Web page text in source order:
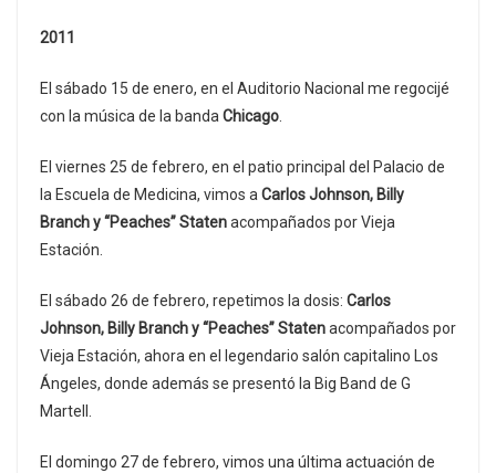
2011
El sábado 15 de enero, en el Auditorio Nacional me regocijé
con la música de la bandaChicago.
El viernes 25 de febrero, en el patio principal del Palacio de
la Escuela de Medicina, vimos aCarlos Johnson, Billy
Branch y “Peaches” Statenacompañados por Vieja
Estación.
El sábado 26 de febrero, repetimos la dosis: Carlos
Johnson, Billy Branch y “Peaches” Statenacompañados por
Vieja Estación, ahora en el legendario salón capitalino Los
Ángeles, donde además se presentó la Big Band de G
Martell.
El domingo 27 de febrero, vimos una última actuación de